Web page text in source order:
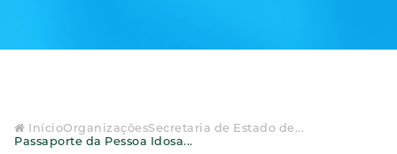
InícioOrganizaçõesSecretaria de Estado de...
Passaporte da Pessoa Idosa...